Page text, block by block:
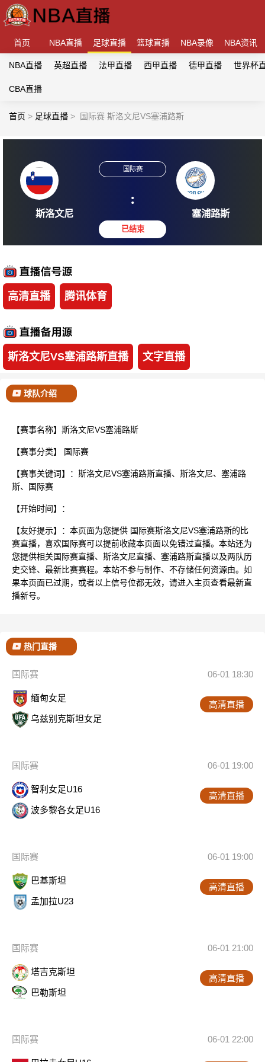
首页 NBA直播 足球直播 篮球直播 NBA录像 NBA资讯
NBA直播 英超直播 法甲直播 西甲直播 德甲直播 世界杯
CBA直播
首页 > 足球直播 > 国际赛 斯洛文尼VS塞浦路斯
:
高清直播 腾讯体育
斯洛文尼VS塞浦路斯直播 文字直播
球队介绍
【赛事名称】斯洛文尼VS塞浦路斯
【赛事分类】 国际赛
【赛事关键词】：斯洛文尼VS塞浦路斯直播、斯洛文尼、塞浦路
斯、国际赛
【开始时间】：
【友好提示】：本页面为您提供 国际赛斯洛文尼VS塞浦路斯的比
赛直播，喜欢国际赛可以提前收藏本页面以免错过直播。本站还为
您提供相关国际赛直播、斯洛文尼直播、塞浦路斯直播以及两队历
史交锋、最新比赛赛程。本站不参与制作、不存储任何资源由。如
果本页面已过期，或者以上信号位都无效，请进入主页查看最新直
播新号。
热门直播
国际赛 06-01 18:30
缅甸女足
乌兹别克斯坦女足
高清直播
国际赛 06-01 19:00
智利女足U16
波多黎各女足U16
高清直播
国际赛 06-01 19:00
巴基斯坦
孟加拉U23
高清直播
国际赛 06-01 21:00
塔吉克斯坦
巴勒斯坦
高清直播
国际赛 06-01 22:00